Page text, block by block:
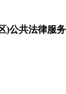
公共法律服